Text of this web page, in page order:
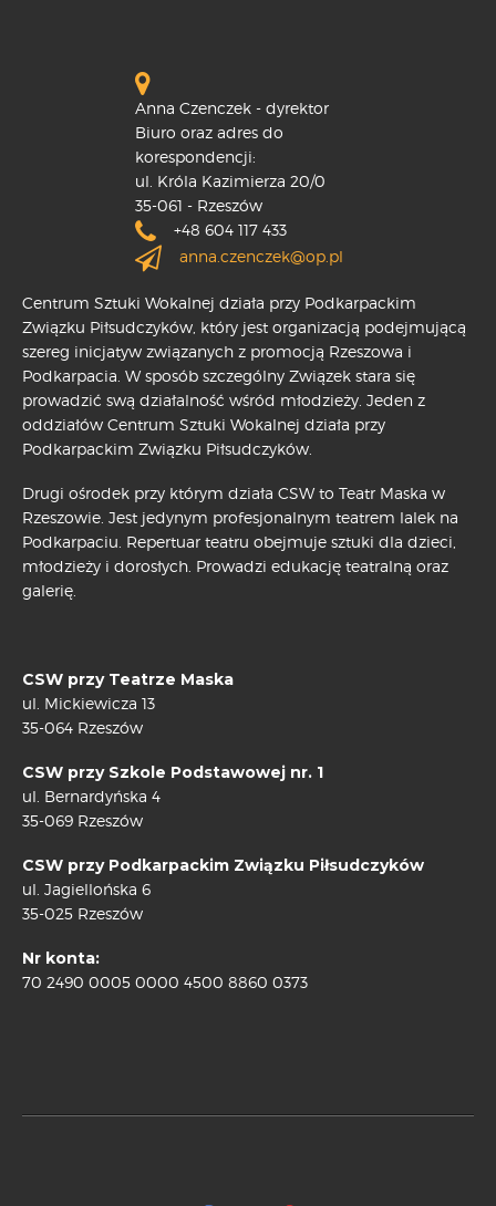
Anna Czenczek - dyrektor
Biuro oraz adres do
korespondencji:
ul. Króla Kazimierza 20/0
35-061 - Rzeszów
+48 604 117 433
anna.czenczek@op.pl
Centrum Sztuki Wokalnej działa przy Podkarpackim
Związku Piłsudczyków, który jest organizacją podejmującą
szereg inicjatyw związanych z promocją Rzeszowa i
Podkarpacia. W sposób szczególny Związek stara się
prowadzić swą działalność wśród młodzieży. Jeden z
oddziałów Centrum Sztuki Wokalnej działa przy
Podkarpackim Związku Piłsudczyków.
Drugi ośrodek przy którym działa CSW to Teatr Maska w
Rzeszowie. Jest jedynym profesjonalnym teatrem lalek na
Podkarpaciu. Repertuar teatru obejmuje sztuki dla dzieci,
młodzieży i dorosłych. Prowadzi edukację teatralną oraz
galerię.
CSW przy Teatrze Maska
ul. Mickiewicza 13
35-064 Rzeszów
CSW przy Szkole Podstawowej nr. 1
ul. Bernardyńska 4
35-069 Rzeszów
CSW przy Podkarpackim Związku Piłsudczyków
ul. Jagiellońska 6
35-025 Rzeszów
Nr konta:
70 2490 0005 0000 4500 8860 0373